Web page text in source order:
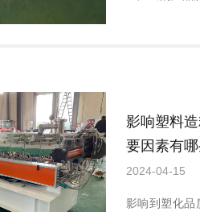
影响塑料
要因素有
2024-04-15
影响到塑化品